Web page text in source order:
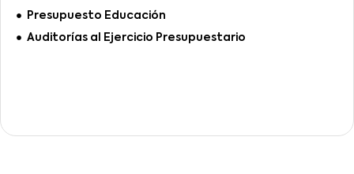
Presupuesto Educación
Auditorías al Ejercicio Presupuestario